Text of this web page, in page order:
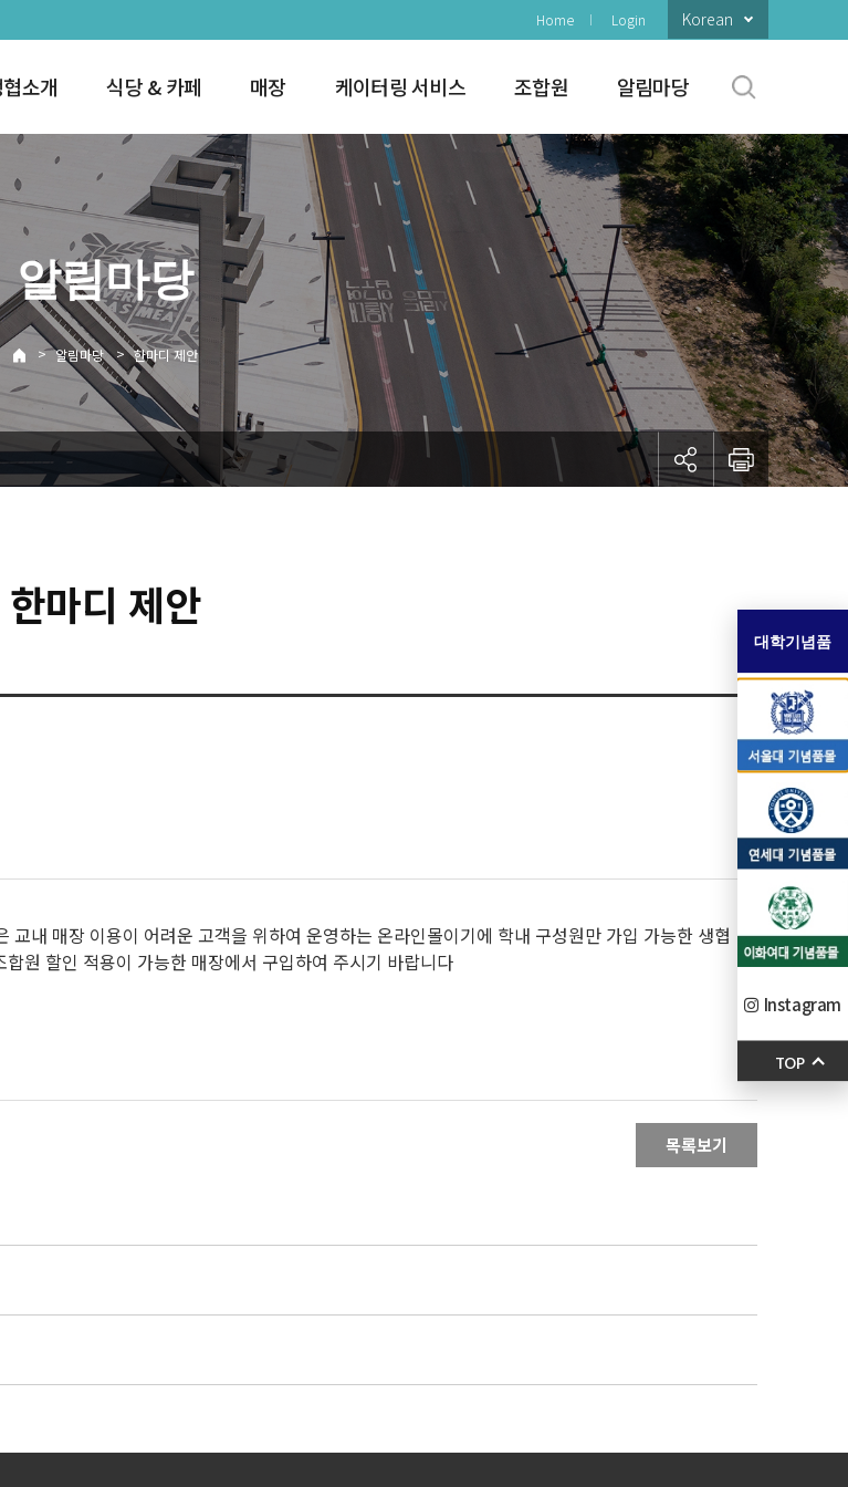
Home Login Korean
소개 식당 & 카페 매장 케이터링 서비스 조합원 알림마당
알림마당
> 알림마당 > 한마디 제안
한마디 제안
내 매장 이용이 어려운 고객을 위하여 운영하는 온라인몰이기에 학내 구성원만 가입 가능한 생협
원 할인 적용이 가능한 매장에서 구입하여 주시기 바랍니다
목록보기
대학기념품
Instagram
TOP